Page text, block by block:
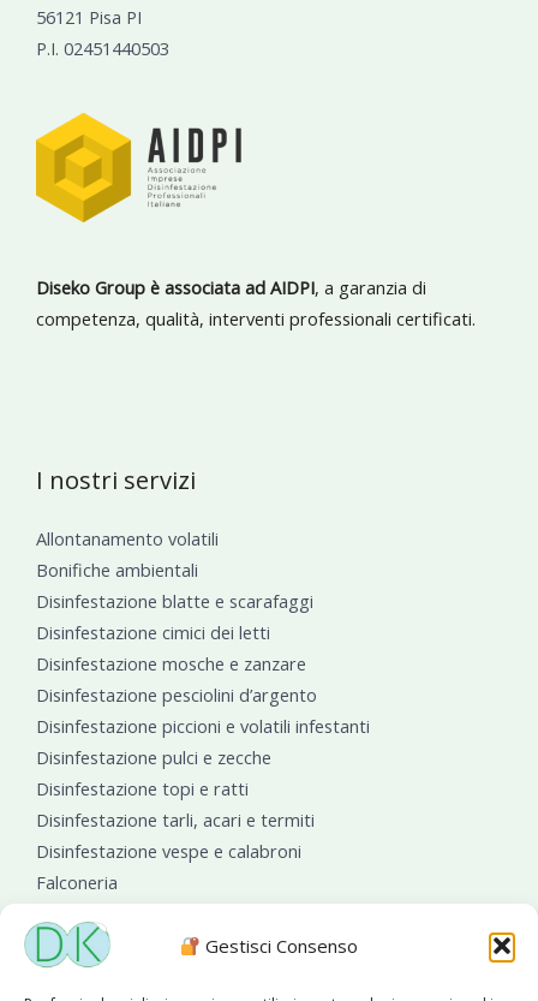
Gestisci Consenso
56121 Pisa PI
P.I. 02451440503
Diseko Group è associata ad AIDPI, a garanzia di
competenza, qualità, interventi professionali certificati.
I nostri servizi
Allontanamento volatili
Bonifiche ambientali
Disinfestazione blatte e scarafaggi
Disinfestazione cimici dei letti
Disinfestazione mosche e zanzare
Disinfestazione pesciolini d’argento
Disinfestazione piccioni e volatili infestanti
Disinfestazione pulci e zecche
Disinfestazione topi e ratti
Disinfestazione tarli, acari e termiti
Disinfestazione vespe e calabroni
Falconeria